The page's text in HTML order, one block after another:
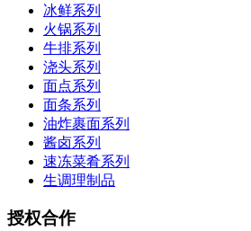
冰鲜系列
火锅系列
牛排系列
浇头系列
面点系列
面条系列
油炸裹面系列
酱卤系列
速冻菜肴系列
生调理制品
授权合作